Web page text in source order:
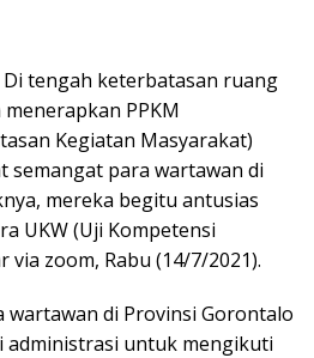
Di tengah keterbatasan ruang
PPKM
Kegiatan Masyarakat)
semangat para wartawan di
mereka begitu antusias
UKW (Uji Kompetensi
via zoom, Rabu (14/7/2021).
wartawan di Provinsi Gorontalo
administrasi untuk mengikuti